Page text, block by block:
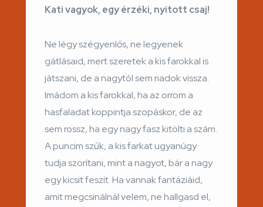
Kati vagyok, egy érzéki, nyitott csaj!
Ne légy szégyenlős, ne legyenek
gátlásaid, mert szeretek a kis farokkal is
játszani, de a nagytól sem riadok vissza.
Imádom a kis farokkal, ha az orrom a
hasfaladat koppintja szopáskor, de az
sem rossz, ha egy nagy fasz kitölti a szám.
A puncim szűk, a kis farkat ugyanúgy
tudja szorítani, mint a nagyot, bár a nagy
egy kicsit feszít. Ha vannak fantáziáid,
amit megcsinálnál velem, ne hallgasd el,